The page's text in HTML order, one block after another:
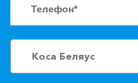
Коса Беляус